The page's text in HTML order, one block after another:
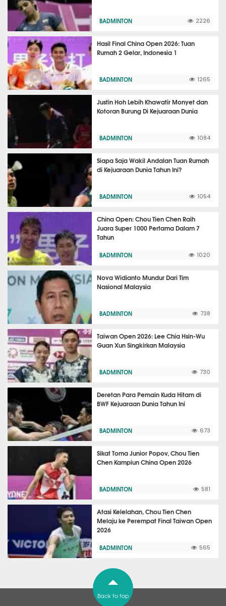
BADMINTON 2226
Hasil Final China Open 2026: Tuan
Rumah 2 Gelar, Indonesia 1
BADMINTON 1265
Justin Hoh Lebih Khawatir Monyet dan
Kotoran Burung Di Kejuaraan Dunia
BADMINTON 1084
Siapa Saja Wakil Andalan Tuan Rumah
di Kejuaraan Dunia Tahun Ini?
BADMINTON 1054
China Open: Chou Tien Chen Raih
Juara Super 1000 Pertama Dalam 7
Tahun
BADMINTON 1020
Nova Widianto Mundur Dari Tim
Nasional Malaysia
BADMINTON 738
Taiwan Open 2026: Lee Chia Hsin-Wu
Guan Xun Singkirkan Malaysia
BADMINTON 730
Deretan Para Pemain Kuda Hitam di
BWF Kejuaraan Dunia Tahun Ini
BADMINTON 673
Sikat Toma Junior Popov, Chou Tien
Chen Kampiun China Open 2026
BADMINTON 581
Atasi Kelelahan, Chou Tien Chen
Melaju ke Perempat Final Taiwan Open
2026
BADMINTON 565
Back to top